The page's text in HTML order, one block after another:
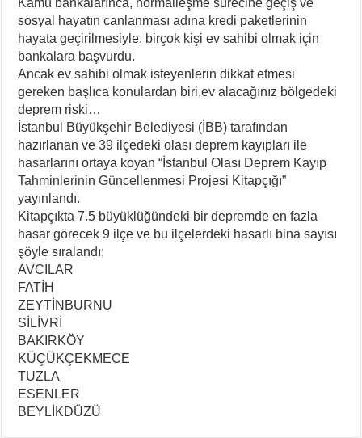
Kamu bankalarınca, normalleşme sürecine geçiş ve
sosyal hayatın canlanması adına kredi paketlerinin
hayata geçirilmesiyle, birçok kişi ev sahibi olmak için
bankalara başvurdu.
Ancak ev sahibi olmak isteyenlerin dikkat etmesi
gereken başlıca konulardan biri,ev alacağınız bölgedeki
deprem riski…
İstanbul Büyükşehir Belediyesi (İBB) tarafından
hazırlanan ve 39 ilçedeki olası deprem kayıpları ile
hasarlarını ortaya koyan “İstanbul Olası Deprem Kayıp
Tahminlerinin Güncellenmesi Projesi Kitapçığı”
yayınlandı.
Kitapçıkta 7.5 büyüklüğündeki bir depremde en fazla
hasar görecek 9 ilçe ve bu ilçelerdeki hasarlı bina sayısı
şöyle sıralandı;
AVCILAR
FATİH
ZEYTİNBURNU
SİLİVRİ
BAKIRKÖY
KÜÇÜKÇEKMECE
TUZLA
ESENLER
BEYLİKDÜZÜ